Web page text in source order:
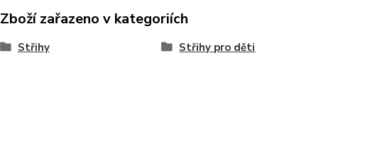
Zboží zařazeno v kategoriích
Střihy Střihy pro děti